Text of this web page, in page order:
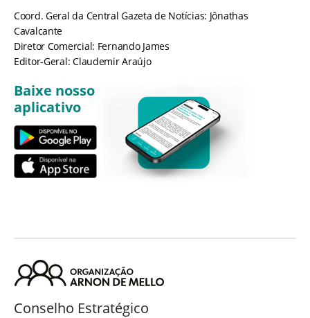
Coord. Geral da Central Gazeta de Notícias: Jônathas
Cavalcante
Diretor Comercial: Fernando James
Editor-Geral: Claudemir Araújo
Baixe nosso
aplicativo
Conselho Estratégico